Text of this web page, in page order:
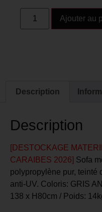
Ajouter au
Description
Description
[DESTOCKAGE
CARAIBES 2026] Sofa
polypropylène pur, teinté
anti-UV. Coloris: GRIS
138 x H80cm / Poids: